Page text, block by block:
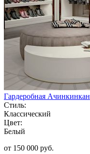
Гардеробная Ачинкинкан
Стиль:
Классический
Цвет:
Белый
от 150 000 руб.